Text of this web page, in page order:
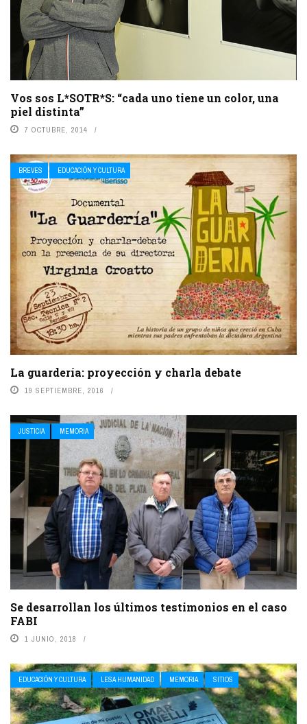
Vos sos L*SOTR*S: “cada uno tiene un color, una
piel distinta”
7 OCTUBRE, 2014
BREVES EDUCACIÓN Y CULTURA
La guardería: proyección y charla debate
19 SEPTIEMBRE, 2016
JUSTICIA MEMORIA
Se desarrollan los últimos testimonios en el caso
FABI
1 JUNIO, 2018
EDUCACIÓN Y CULTURA LESA HUMANIDAD MEMORIA SITIOS